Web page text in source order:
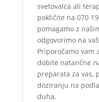
svetovalca ali
pokličite na 070
pomagamo z
odgovorimo na
Priporočamo vam
dobite natančne
preparata za vas,
doziranju na
duha.